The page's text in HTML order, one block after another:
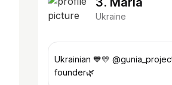
Ukraine
Ukrainian 💙💛 @gunia_project co-
founder🌿